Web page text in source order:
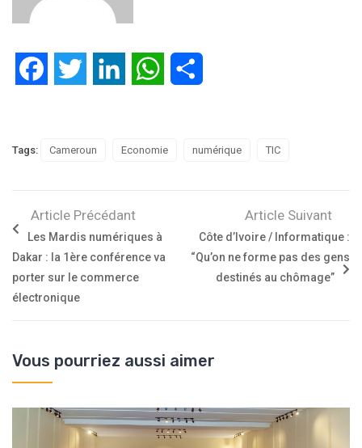
FacebookTwitter LinkedIn WhatsApp
Tags: Cameroun Economie numérique TIC
Article Précédant
Les Mardis numériques à
Dakar : la 1ère conférence va
porter sur le commerce
électronique
Article Suivant
Côte d’Ivoire / Informatique :
“Qu’on ne forme pas des gens
destinés au chômage”
Vous pourriez aussi aimer